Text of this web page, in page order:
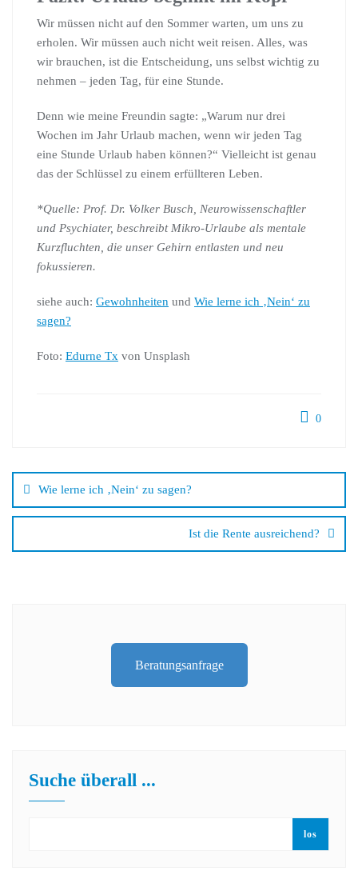
Wir müssen nicht auf den Sommer warten, um uns zu
erholen. Wir müssen auch nicht weit reisen. Alles, was
wir brauchen, ist die Entscheidung, uns selbst wichtig zu
nehmen – jeden Tag, für eine Stunde.
Denn wie meine Freundin sagte: „Warum nur drei
Wochen im Jahr Urlaub machen, wenn wir jeden Tag
eine Stunde Urlaub haben können?“ Vielleicht ist genau
das der Schlüssel zu einem erfüllteren Leben.
*Quelle: Prof. Dr. Volker Busch, Neurowissenschaftler
und Psychiater, beschreibt Mikro-Urlaube als mentale
Kurzfluchten, die unser Gehirn entlasten und neu
fokussieren.
siehe auch: Gewohnheiten und Wie lerne ich ‚Nein‘ zu
sagen?
Foto: Edurne Tx von Unsplash
0
Wie lerne ich ‚Nein‘ zu sagen?
Ist die Rente ausreichend?
Beratungsanfrage
Suche überall ...
los